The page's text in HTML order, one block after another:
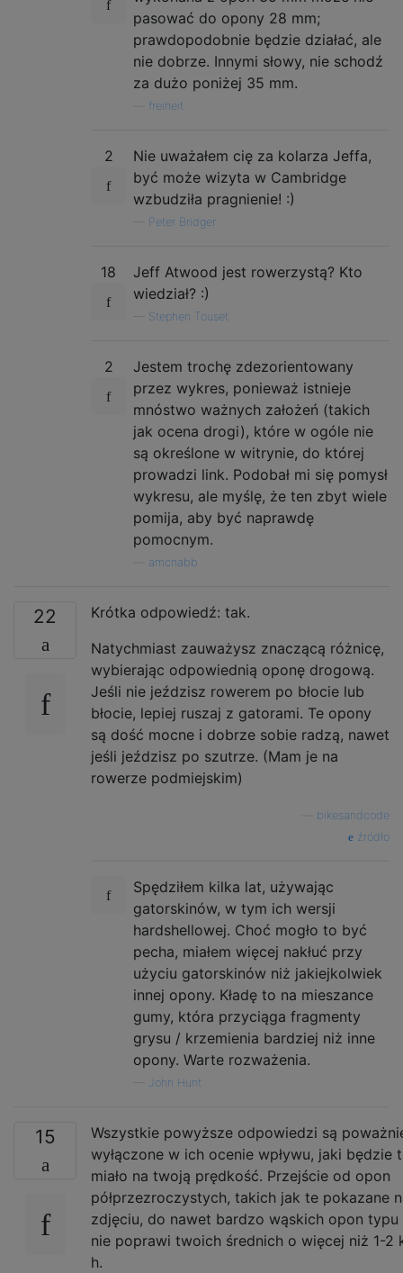
pasować do opony 28 mm;
prawdopodobnie będzie działać, ale
nie dobrze. Innymi słowy, nie schodź
za dużo poniżej 35 mm.
freiheit
2
Nie uważałem cię za kolarza Jeffa,
być może wizyta w Cambridge
wzbudziła pragnienie! :)
Peter Bridger
18
Jeff Atwood jest rowerzystą? Kto
wiedział? :)
Stephen Touset
2
Jestem trochę zdezorientowany
przez wykres, ponieważ istnieje
mnóstwo ważnych założeń (takich
jak ocena drogi), które w ogóle nie
są określone w witrynie, do której
prowadzi link. Podobał mi się pomysł
wykresu, ale myślę, że ten zbyt wiele
pomija, aby być naprawdę
pomocnym.
amcnabb
22
Krótka odpowiedź: tak.
Natychmiast zauważysz znaczącą różnicę,
wybierając odpowiednią oponę drogową.
Jeśli nie jeździsz rowerem po błocie lub
błocie, lepiej ruszaj z gatorami. Te opony
są dość mocne i dobrze sobie radzą, nawet
jeśli jeździsz po szutrze. (Mam je na
rowerze podmiejskim)
bikesandcode
źródło
Spędziłem kilka lat, używając
gatorskinów, w tym ich wersji
hardshellowej. Choć mogło to być
pecha, miałem więcej nakłuć przy
użyciu gatorskinów niż jakiejkolwiek
innej opony. Kładę to na mieszance
gumy, która przyciąga fragmenty
grysu / krzemienia bardziej niż inne
opony. Warte rozważenia.
John Hunt
15
Wszystkie powyższe odpowiedzi są
wyłączone w ich ocenie wpływu, jaki będzie
miało na twoją prędkość. Przejście od opon
półprzezroczystych, takich jak te pokazane
zdjęciu, do nawet bardzo wąskich opon typu
nie poprawi twoich średnich o więcej niż 1-2
h.